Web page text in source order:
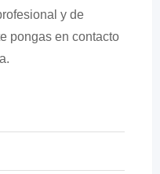
y de
pongas en contacto